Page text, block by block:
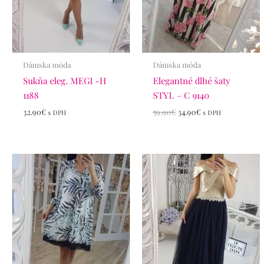
Dámska móda
Sukňa eleg. MEGI -H
1188
32.90€ s DPH
Dámska móda
Elegantné dlhé šaty
STYL – C 9140
59.90€ 34.90€ s DPH